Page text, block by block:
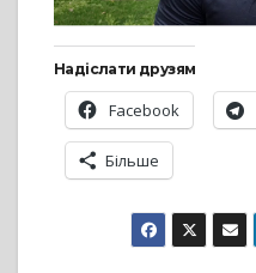
Надіслати друзям
Facebook
Більше